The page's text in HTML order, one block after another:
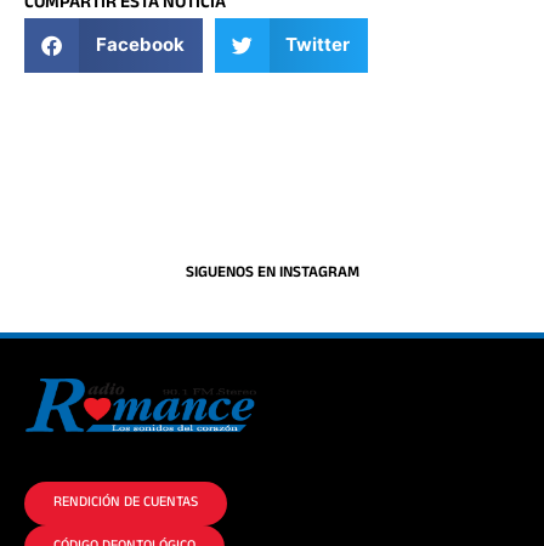
Facebook Twitter
SIGUENOS EN INSTAGRAM
RENDICIÓN DE CUENTAS